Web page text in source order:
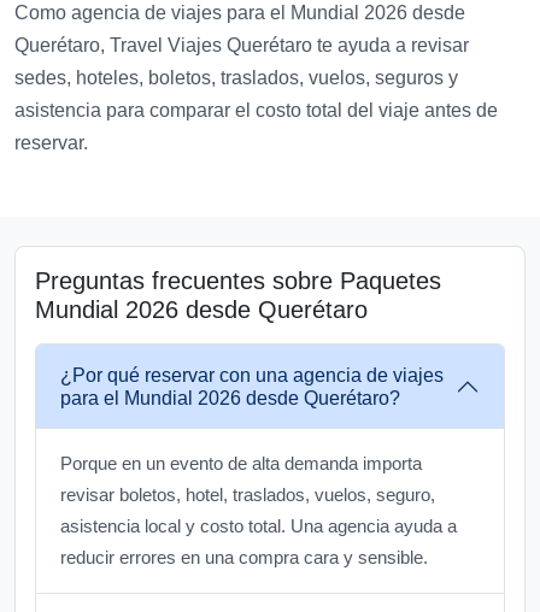
Como agencia de viajes para el Mundial 2026 desde
Querétaro, Travel Viajes Querétaro te ayuda a revisar
sedes, hoteles, boletos, traslados, vuelos, seguros y
asistencia para comparar el costo total del viaje antes de
reservar.
Preguntas frecuentes sobre Paquetes
Mundial 2026 desde Querétaro
¿Por qué reservar con una agencia de viajes
para el Mundial 2026 desde Querétaro?
Porque en un evento de alta demanda importa
revisar boletos, hotel, traslados, vuelos, seguro,
asistencia local y costo total. Una agencia ayuda a
reducir errores en una compra cara y sensible.